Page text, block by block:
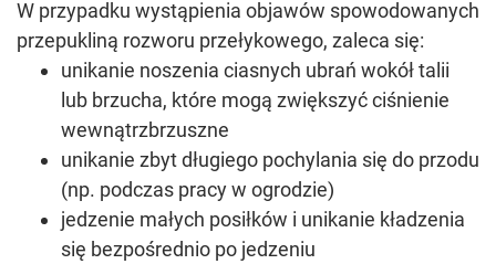
W przypadku wystąpienia objawów spowodowanych
przepukliną rozworu przełykowego, zaleca się:
unikanie noszenia ciasnych ubrań wokół talii
lub brzucha, które mogą zwiększyć ciśnienie
wewnątrzbrzuszne
unikanie zbyt długiego pochylania się do przodu
(np. podczas pracy w ogrodzie)
jedzenie małych posiłków i unikanie kładzenia
się bezpośrednio po jedzeniu